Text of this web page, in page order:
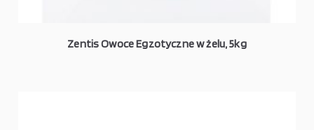
Zentis Owoce Egzotyczne w żelu, 5kg